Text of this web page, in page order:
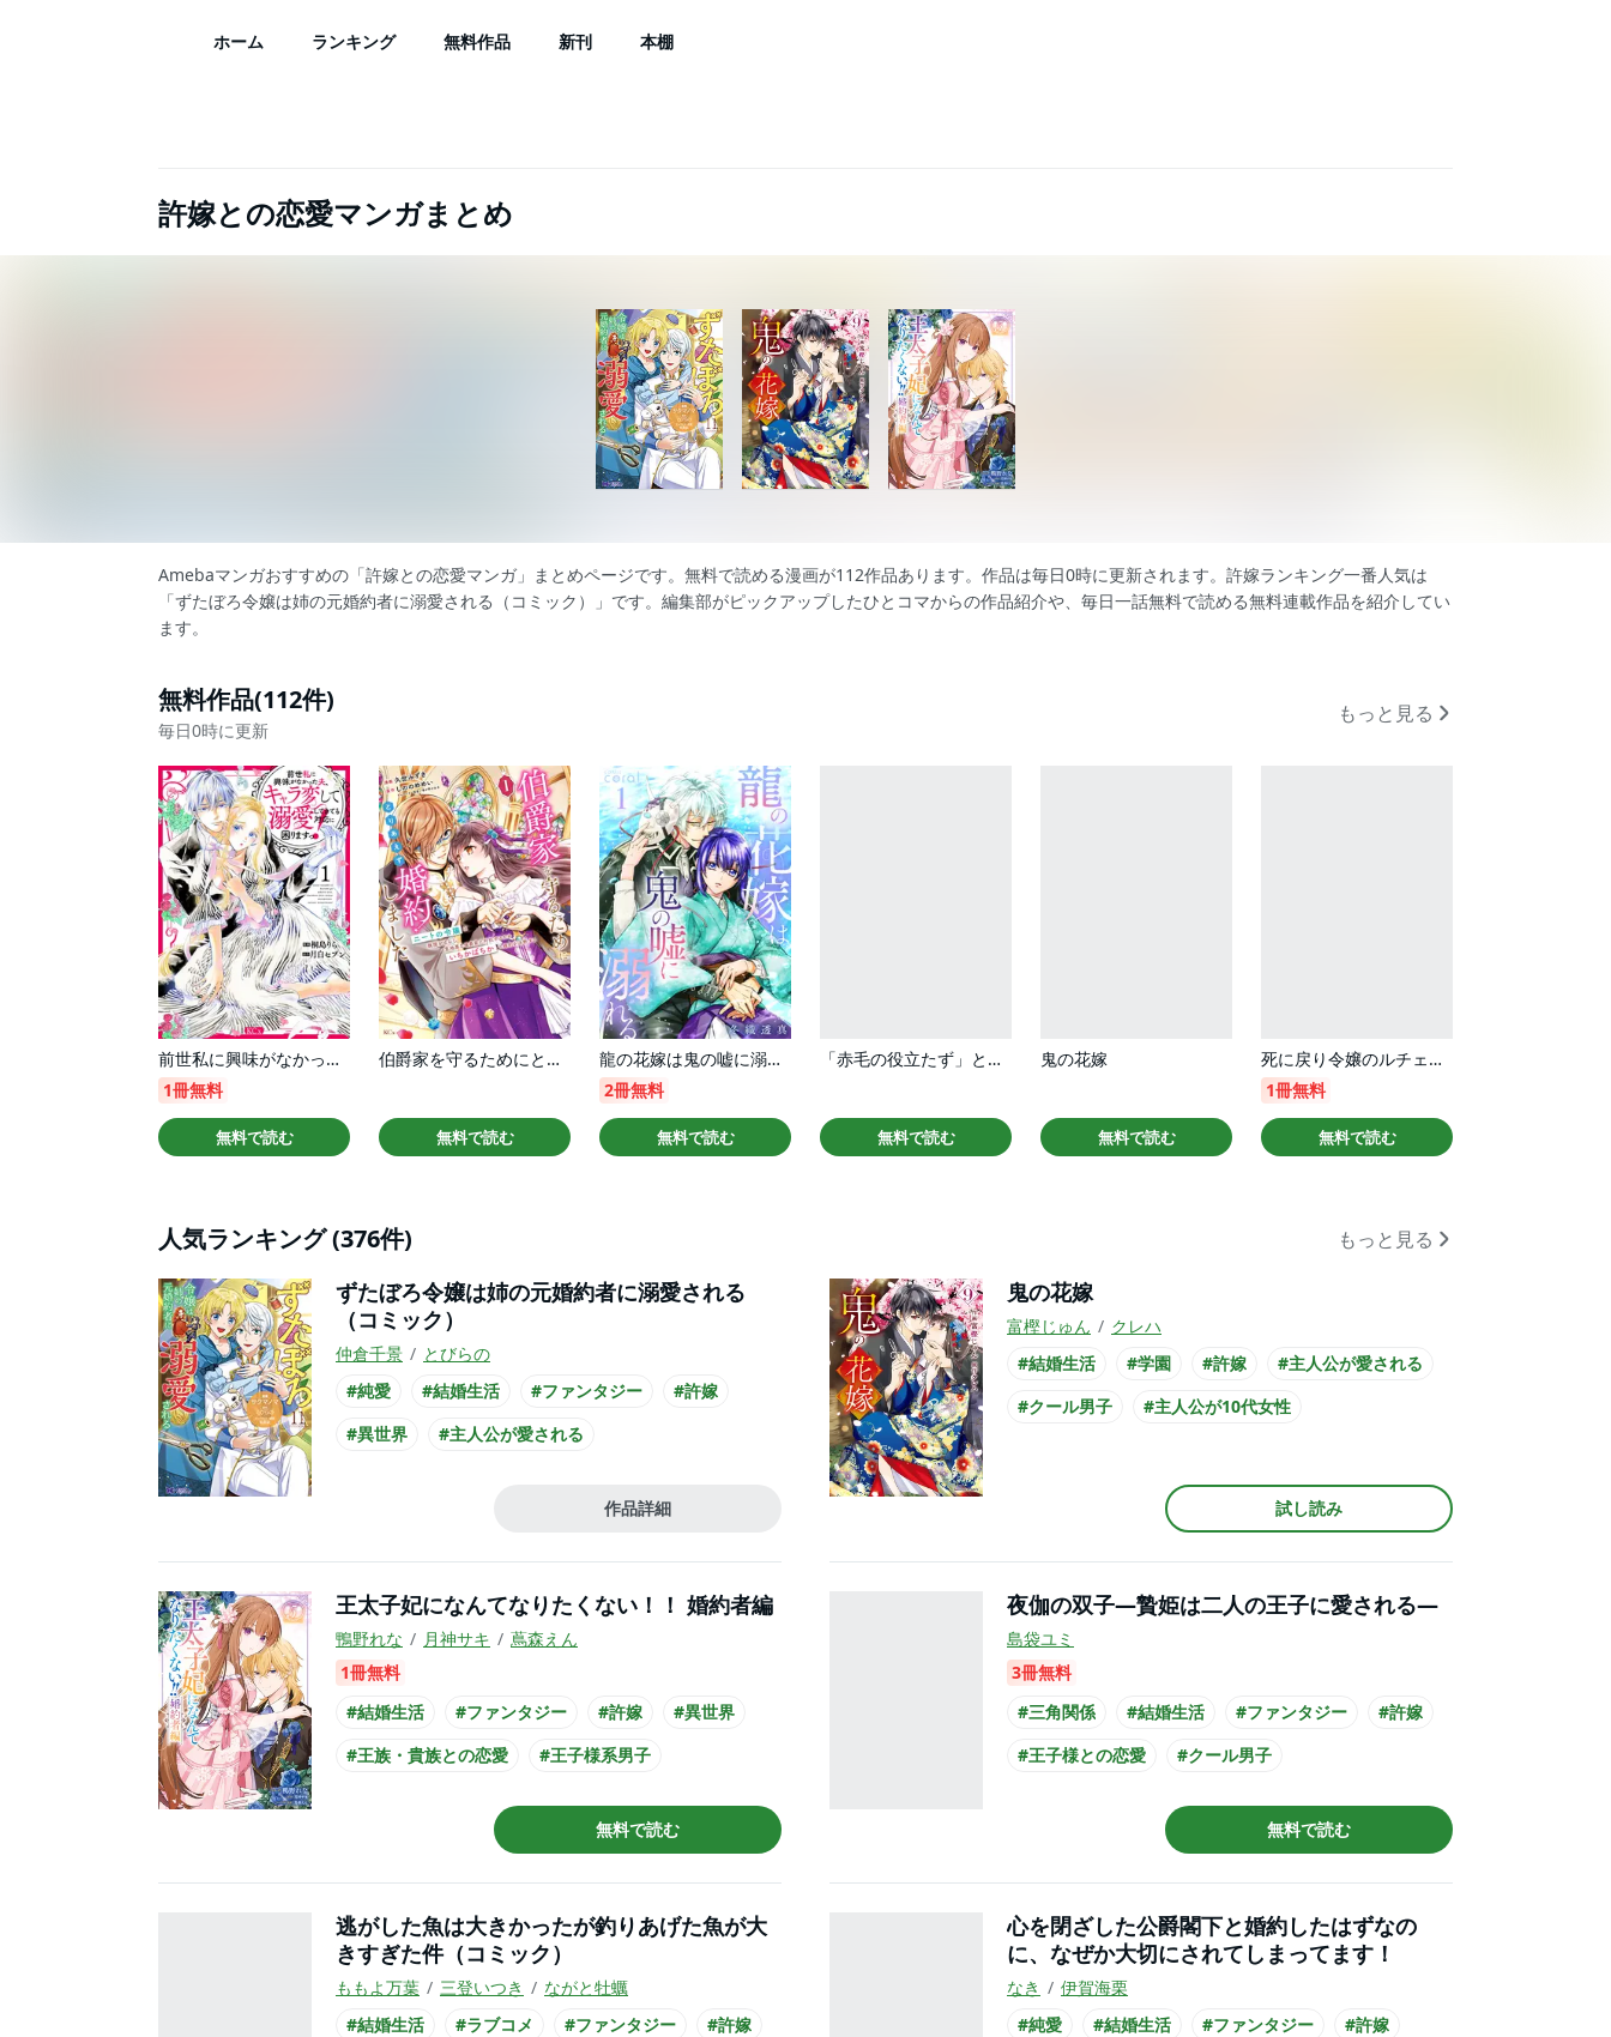
ホーム ランキング 無料作品 新刊 本棚
許嫁との恋愛マンガまとめ
Amebaマンガおすすめの「許嫁との恋愛マンガ」まとめページです。無料で読める漫画が112作品あります。作品は毎日0時に更新されます。許嫁ランキング一番人気は
「ずたぼろ令嬢は姉の元婚約者に溺愛される（コミック）」です。編集部がピックアップしたひとコマからの作品紹介や、毎日一話無料で読める無料連載作品を紹介してい
ます。
無料作品(112件)
毎日0時に更新
もっと見る
前世私に興味がなかった夫、キャラ変して溺愛してきても対応に困りますっ！
1冊無料
無料で読む
伯爵家を守るためにとりあえず婚約しました ニートの令嬢は醜聞をはらし意地悪な侯爵家に対抗するためいちかばちかの婚約を決断する
無料で読む
龍の花嫁は鬼の嘘に溺れる
2冊無料
無料で読む
「赤毛の役立たず」とクビになった魔力なしの魔女ですが、「薬草の知識がハンパない！」と王立研究所に即採用されました。[ばら売り]
無料で読む
鬼の花嫁
無料で読む
死に戻り令嬢のルチェッタ
1冊無料
無料で読む
人気ランキング (376件) もっと見る
ずたぼろ令嬢は姉の元婚約者に溺愛される
（コミック）
仲倉千景
とびらの
#純愛
#結婚生活 #ファンタジー
#許嫁
#異世界
#主人公が愛される
作品詳細
鬼の花嫁
富樫じゅん
クレハ
#結婚生活
#学園 #許嫁
#主人公が愛される
#クール男子
#主人公が10代女性
試し読み
王太子妃になんてなりたくない！！ 婚約者編
鴨野れな 月神サキ
蔦森えん
1冊無料
#結婚生活
#ファンタジー #許嫁
#異世界
#王族・貴族との恋愛
#王子様系男子
無料で読む
夜伽の双子―贄姫は二人の王子に愛される―
島袋ユミ
3冊無料
#三角関係
#結婚生活 #ファンタジー
#許嫁
#王子様との恋愛
#クール男子
無料で読む
逃がした魚は大きかったが釣りあげた魚が大
きすぎた件（コミック）
ももよ万葉 三登いつき
ながと牡蠣
#結婚生活
#ラブコメ #ファンタジー
#許嫁
心を閉ざした公爵閣下と婚約したはずなの
に、なぜか大切にされてしまってます！
なき
伊賀海栗
#純愛
#結婚生活 #ファンタジー
#許嫁